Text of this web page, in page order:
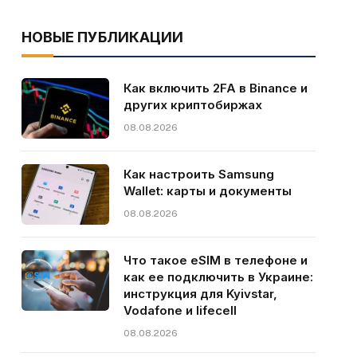
НОВЫЕ ПУБЛИКАЦИИ
Как включить 2FA в Binance и
других криптобиржах
08.08.2026
Как настроить Samsung
Wallet: карты и документы
08.08.2026
Что такое eSIM в телефоне и
как ее подключить в Украине:
инструкция для Kyivstar,
Vodafone и lifecell
08.08.2026